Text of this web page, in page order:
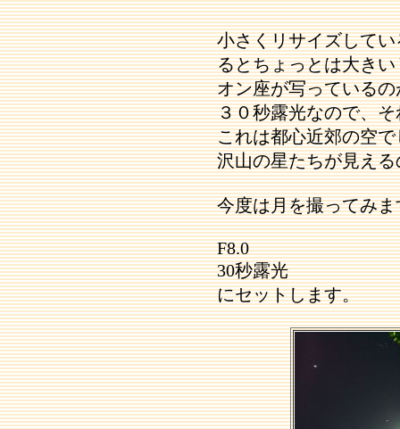
小さくリサイズして
るとちょっとは大き
オン座が写っている
３０秒露光なので、
これは都心近郊の空
沢山の星たちが見え
今度は月を撮ってみま
F8.0
30秒露光
にセットします。